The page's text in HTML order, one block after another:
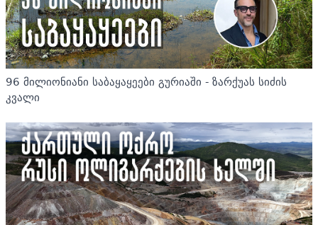
96 მილიონიანი საბაყაყეები გურიაში - ზარქუას სიძის
კვალი